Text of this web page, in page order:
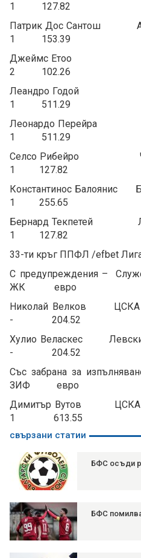
1 127.82
Патрик Дос
1 153.39
Джеймс Етоо
2 102.26
Леандро
1 511.29
Леонардо
1 511.29
Селсо Рибейро
1 127.82
Константинос
1 255.65
Бернард Текпетей
1 127.82
33-ти кръг ППФЛ /efbet
С предупреждения
ЖК евро
Николай Велков
- 204.52
Хулио
- 204.52
Със забрана за
ЗИФ евро
Димитър
1 613.55
свързани статии
БФС осъди
БФС